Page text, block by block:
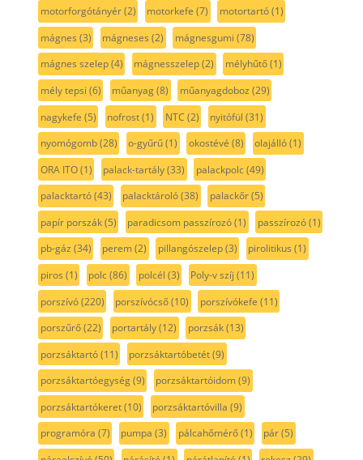
motorforgótányér(2) motorkefe (7) motortartó(1)
mágnes (3) mágneses (2) mágnesgumi (78)
mágnes szelep(4) mágnesszelep(2) mélyhűtő(1)
mély tepsi (6) műanyag(8) műanyagdoboz (29)
nagykefe (5) nofrost(1) NTC (2) nyitófül (31)
nyomógomb(28) o-gyűrű(1) okostévé (8) olajálló(1)
ORA ITO(1) palack-tartály(33) palackpolc(49)
palacktartó(43) palacktároló(38) palackőr(5)
papír porszák(5) paradicsom passzírozó(1) passzírozó(1)
pb-gáz (34) perem(2) pillangószelep(3) pirolitikus (1)
piros (1) polc(86) polcél (3) Poly-v szíj (11)
porszívó(220) porszívócső(10) porszívókefe (11)
porszűrő(22) portartály(12) porzsák(13)
porzsáktartó(11) porzsáktartóbetét(9)
porzsáktartóegység(9) porzsáktartóidom(9)
porzsáktartókeret(10) porzsáktartóvilla (9)
programóra (7) pumpa (3) pálcahőmérő(1) pár(5)